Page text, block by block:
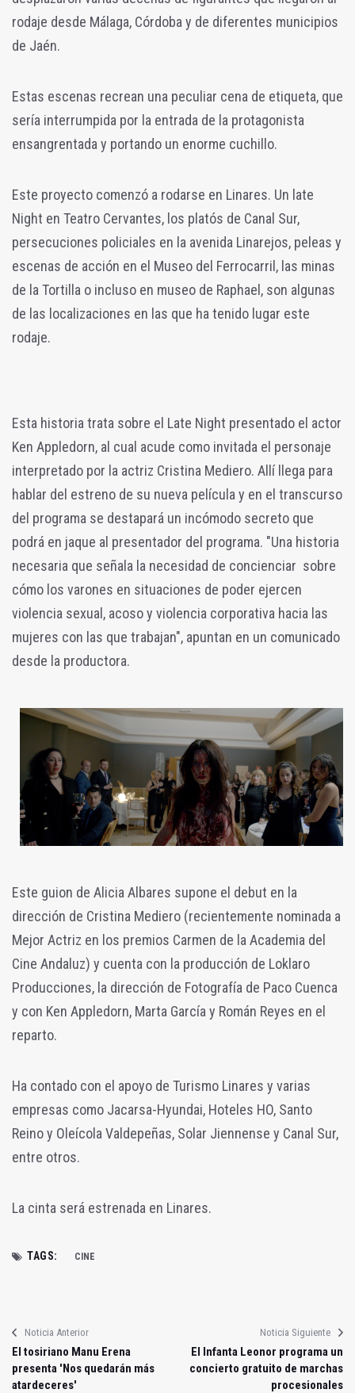
rodaje desde Málaga, Córdoba y de diferentes municipios
de Jaén.
Estas escenas recrean una peculiar cena de etiqueta, que
sería interrumpida por la entrada de la protagonista
ensangrentada y portando un enorme cuchillo.
Este proyecto comenzó a rodarse en Linares. Un late
Night en Teatro Cervantes, los platós de Canal Sur,
persecuciones policiales en la avenida Linarejos, peleas y
escenas de acción en el Museo del Ferrocarril, las minas
de la Tortilla o incluso en museo de Raphael, son algunas
de las localizaciones en las que ha tenido lugar este
rodaje.
Esta historia trata sobre el Late Night presentado el actor
Ken Appledorn, al cual acude como invitada el personaje
interpretado por la actriz Cristina Mediero. Allí llega para
hablar del estreno de su nueva película y en el transcurso
del programa se destapará un incómodo secreto que
podrá en jaque al presentador del programa. "Una historia
necesaria que señala la necesidad de concienciar sobre
cómo los varones en situaciones de poder ejercen
violencia sexual, acoso y violencia corporativa hacia las
mujeres con las que trabajan", apuntan en un comunicado
desde la productora.
Este guion de Alicia Albares supone el debut en la
dirección de Cristina Mediero (recientemente nominada a
Mejor Actriz en los premios Carmen de la Academia del
Cine Andaluz) y cuenta con la producción de Loklaro
Producciones, la dirección de Fotografía de Paco Cuenca
y con Ken Appledorn, Marta García y Román Reyes en el
reparto.
Ha contado con el apoyo de Turismo Linares y varias
empresas como Jacarsa-Hyundai, Hoteles HO, Santo
Reino y Oleícola Valdepeñas, Solar Jiennense y Canal Sur,
entre otros.
La cinta será estrenada en Linares.
TAGS: CINE
Noticia Anterior
El tosiriano Manu Erena
presenta 'Nos quedarán más
atardeceres'
Noticia Siguiente
El Infanta Leonor programa un
concierto gratuito de marchas
procesionales